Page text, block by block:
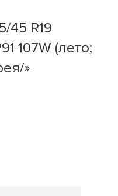
45 R19
107W (лето;
»